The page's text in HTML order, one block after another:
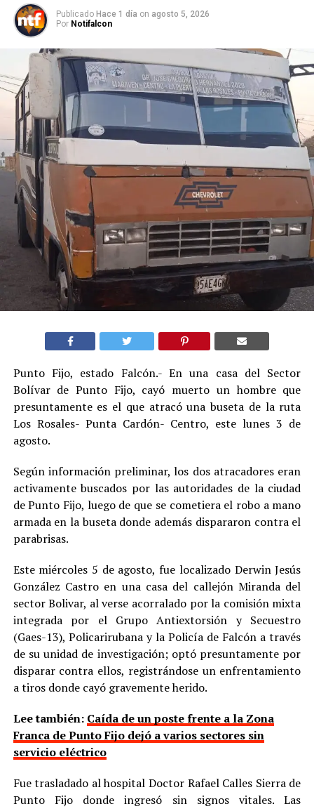
Publicado Hace 1 día on agosto 5, 2026
Por Notifalcon
Punto Fijo, estado Falcón.- En una casa del Sector
Bolívar de Punto Fijo, cayó muerto un hombre que
presuntamente es el que atracó una buseta de la ruta
Los Rosales- Punta Cardón- Centro, este lunes 3 de
agosto.
Según información preliminar, los dos atracadores eran
activamente buscados por las autoridades de la ciudad
de Punto Fijo, luego de que se cometiera el robo a mano
armada en la buseta donde además dispararon contra el
parabrisas.
Este miércoles 5 de agosto, fue localizado Derwin Jesús
González Castro en una casa del callejón Miranda del
sector Bolivar, al verse acorralado por la comisión mixta
integrada por el Grupo Antiextorsión y Secuestro
(Gaes-13), Policarirubana y la Policía de Falcón a través
de su unidad de investigación; optó presuntamente por
disparar contra ellos, registrándose un enfrentamiento
a tiros donde cayó gravemente herido.
Lee también: Caída de un poste frente a la Zona
Franca de Punto Fijo dejó a varios sectores sin
servicio eléctrico
Fue trasladado al hospital Doctor Rafael Calles Sierra de
Punto Fijo donde ingresó sin signos vitales. Las